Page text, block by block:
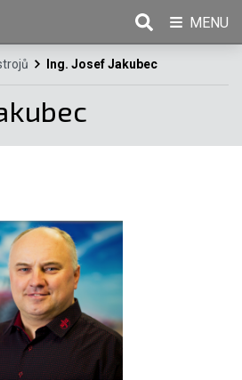
Ing. Josef Jakubec
MENU